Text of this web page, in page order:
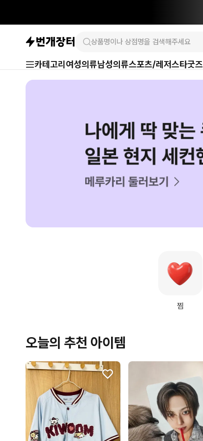
카테고리 여성의류남성의류스포츠/레저스타굿즈
찜
오늘의 추천 아이템